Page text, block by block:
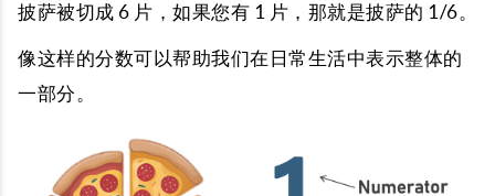
披萨被切成 6 片，如果您有 1 片，那就是披萨的 1/6。
像这样的分数可以帮助我们在日常生活中表示整体的
一部分。